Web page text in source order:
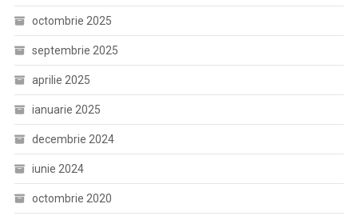
octombrie 2025
septembrie 2025
aprilie 2025
ianuarie 2025
decembrie 2024
iunie 2024
octombrie 2020